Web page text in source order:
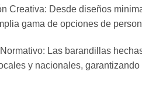
Creativa: Desde diseños
gama de opciones de
Las barandillas
y nacionales,